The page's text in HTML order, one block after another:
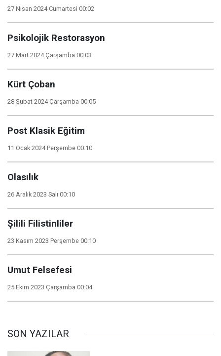
27 Nisan 2024 Cumartesi 00:02
Psikolojik Restorasyon
27 Mart 2024 Çarşamba 00:03
Kürt Çoban
28 Şubat 2024 Çarşamba 00:05
Post Klasik Eğitim
11 Ocak 2024 Perşembe 00:10
Olasılık
26 Aralık 2023 Salı 00:10
Şilili Filistinliler
23 Kasım 2023 Perşembe 00:10
Umut Felsefesi
25 Ekim 2023 Çarşamba 00:04
SON YAZILAR